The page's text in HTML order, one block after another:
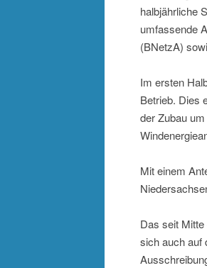
halbjährliche
umfassende
(BNetzA)
Im ersten
Betrieb. Dies
der Zubau
Mit einem
Das seit
sich auch auf